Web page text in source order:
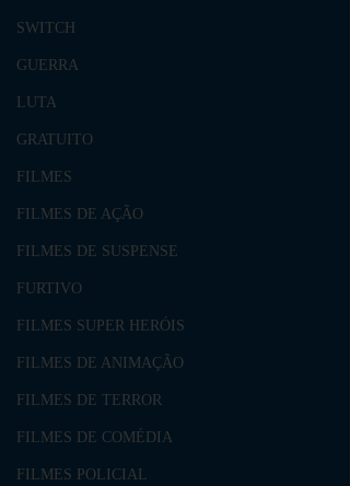
SWITCH
GUERRA
LUTA
GRATUITO
FILMES
FILMES DE AÇÃO
FILMES DE SUSPENSE
FURTIVO
FILMES SUPER HERÓIS
FILMES DE ANIMAÇÃO
FILMES DE TERROR
FILMES DE COMÉDIA
FILMES POLICIAL